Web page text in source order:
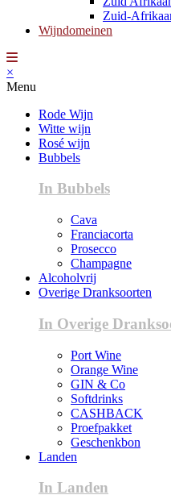
Zuid-
Wijndomeinen
×
Menu
Rode Wijn
Witte wijn
Rosé wijn
Bubbels
In Bubbels
Cava
Franciacorta
Prosecco
Champagne
Alcoholvrij
Overige Dranksoorten
In Overige
Port Wine
Orange Wine
GIN & Co
Softdrinks
CASHBACK
Proefpakket
Geschenkbon
Landen
In Landen